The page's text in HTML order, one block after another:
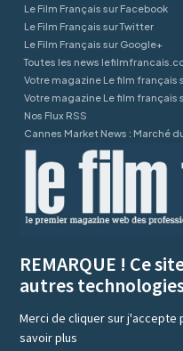
Le Film Français sur Facebook
Le Film Français sur Twitter
Le Film Français sur Google+
Toutes les news
Votre magazine Le film français
Votre magazine Le film français
Nos Flux RSS
Cannes Market News : Marché
REMARQUE ! Ce
autres
Merci de cliquer sur
savoir plus